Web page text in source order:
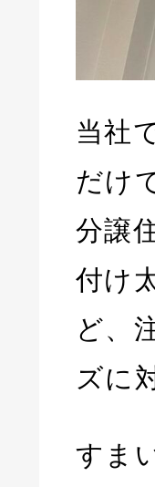
当社
だけ
分譲
付け
ど、
ズに
すま